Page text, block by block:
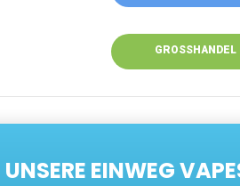
GROSSHANDEL
EINWEG